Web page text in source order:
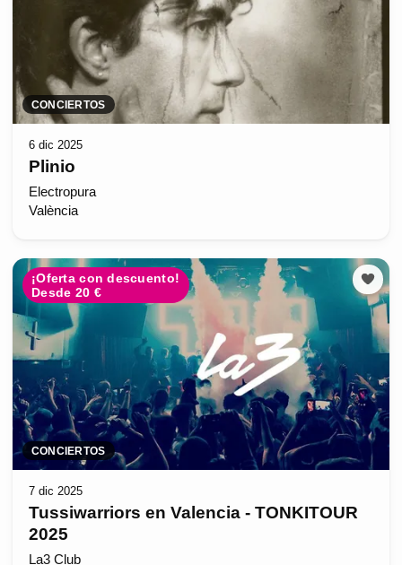
CONCIERTOS
6 dic 2025
Plinio
Electropura
València
¡Oferta con descuento!
Desde 20 €
CONCIERTOS
7 dic 2025
Tussiwarriors en Valencia - TONKITOUR
2025
La3 Club